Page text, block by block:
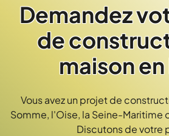
Demandez
de
maison
Vous avez un projet de
Somme, l'Oise, la Seine-Maritime
Discutons de votre